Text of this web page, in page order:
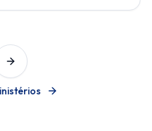
slide
Next slide